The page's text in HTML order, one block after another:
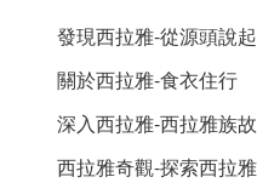
發現西拉雅-從源頭說起
關於西拉雅-食衣住行
深入西拉雅-西拉雅族
西拉雅奇觀-探索西拉